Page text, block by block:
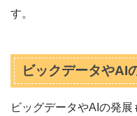
す。
ビックデータやAI
ビッグデータやAIの発